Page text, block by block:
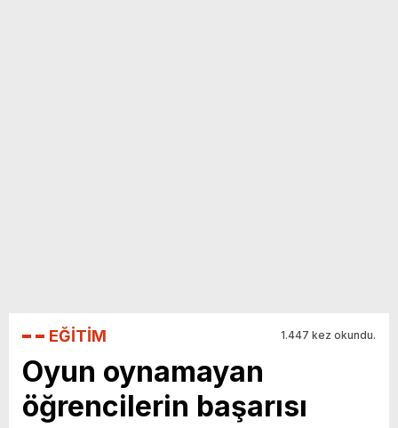
EĞİTİM 1.447 kez okundu.
Oyun oynamayan
öğrencilerin başarısı